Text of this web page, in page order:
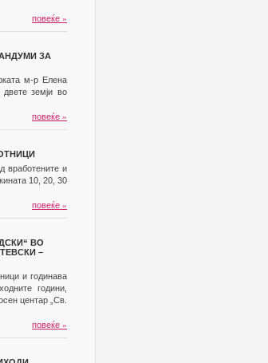
повеќе »
ЗА
м-р Елена
земји во
повеќе »
вработените и
10, 20, 30
повеќе »
ВО
–
и годинава
години,
центар „Св.
повеќе »